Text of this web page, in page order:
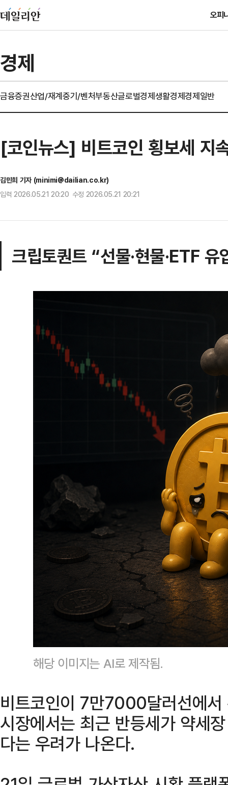
오피
경제
금융증권산업/재계중기/벤처부동산글로벌경제생활경제경제일반
[코인뉴스] 비트코인 횡보세
김민희 기자 (minimi@dailian.co.kr)
입력 2026.05.21 20:20 수정 2026.05.21 20:21
크립토퀀트 “선물·현물·ETF
해당 이미지는 AI로 제작됨.
비트코인이 7만7000달러선에
시장에서는 최근 반등세가 약세
다는 우려가 나온다.